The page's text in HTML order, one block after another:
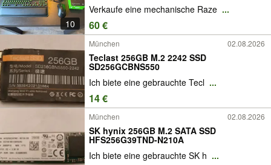
10
Verkaufe eine mechanische Raze ...
60 €
München 02.08.2026
Teclast 256GB M.2 2242 SSD
SD256GCBNS550
Ich biete eine gebrauchte Tecl ...
14 €
München 02.08.2026
SK hynix 256GB M.2 SATA SSD
HFS256G39TND-N210A
Ich biete eine gebrauchte SK h ...